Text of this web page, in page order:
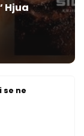
Hjua
se ne